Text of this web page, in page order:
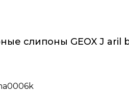
слипоны GEOX J aril